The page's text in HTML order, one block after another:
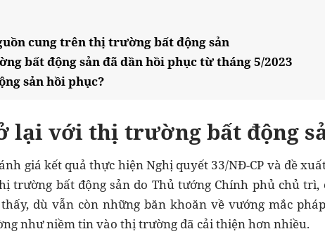
cung trên thị trường bất động sản
bất động sản đã dần hồi phục từ tháng 5/2023
sản hồi phục?
lại với thị trường bất động
giá kết quả thực hiện Nghị quyết 33/NĐ-CP và đề
trường bất động sản do Thủ tướng Chính phủ chủ
dù vẫn còn những băn khoăn về vướng mắc
như niềm tin vào thị trường đã cải thiện hơn nhiều.